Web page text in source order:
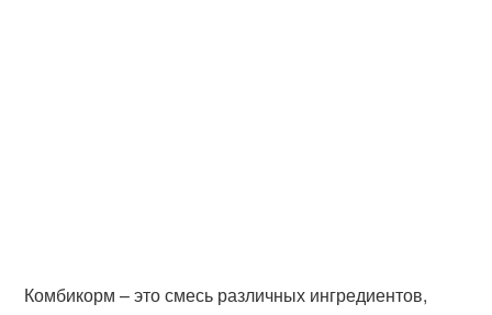
Комбикорм – это смесь различных ингредиентов,